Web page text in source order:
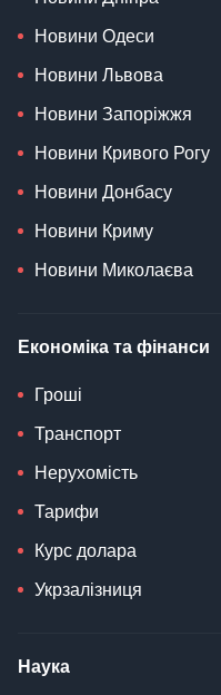
Новини Одеси
Новини Львова
Новини Запоріжжя
Новини Кривого Рогу
Новини Донбасу
Новини Криму
Новини Миколаєва
Економіка та фінанси
Гроші
Транспорт
Нерухомість
Тарифи
Курс долара
Укрзалізниця
Наука